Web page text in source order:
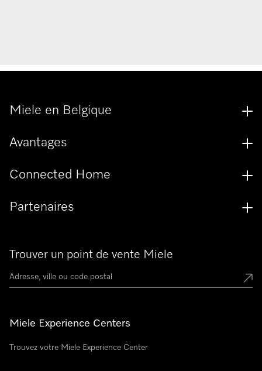
Trouver un point de vente Miele
Miele Experience Centers
Trouvez votre Miele Experience Center
Miele en Belgique
Avantages
Connected Home
Partenaires